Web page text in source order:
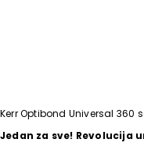
Kerr Optibond Universal 360
Jedan za sve! Revolucija